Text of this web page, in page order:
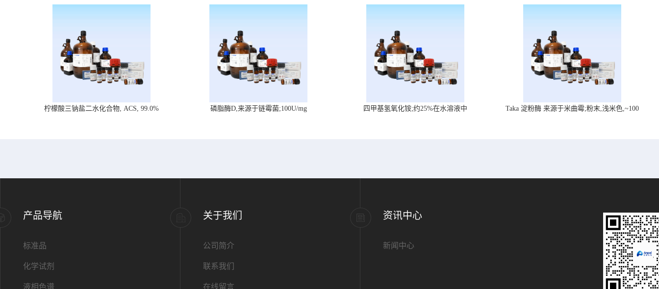
柠檬酸三钠盐二水化合物, ACS, 99.0% 磷脂酶D,来源于链霉菌;100U/mg 四甲基氢氧化铵;约25%在水溶液中
Taka 淀粉酶 来源于米曲霉;粉末,浅米色,~100
产品导航
标准品
化学试剂
液相色谱
关于我们
公司简介
联系我们
在线留言
资讯中心
新闻中心